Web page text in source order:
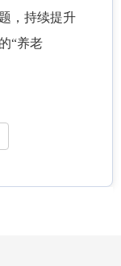
，持续提升
“养老